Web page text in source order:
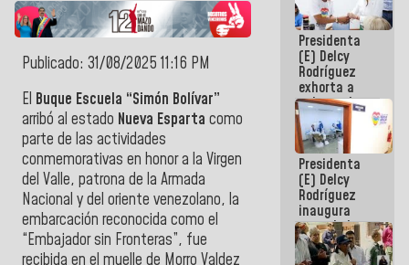
Publicado: 31/08/2025 11:16 PM
El Buque Escuela “Simón Bolívar”
arribó al estado Nueva Esparta como
parte de las actividades
conmemorativas en honor a la Virgen
del Valle, patrona de la Armada
Nacional y del oriente venezolano, la
embarcación reconocida como el
“Embajador sin Fronteras”, fue
Viceministerio
de Energía
Eléctrica y
CORPOELEC
Presidenta
(E) Delcy
Rodríguez
exhorta a
gobernadores
y alcaldes a
edificar
casas para
abuelos
Presidenta
(E) Delcy
Rodríguez
inaugura
casa de los
Abuelos
Primavera